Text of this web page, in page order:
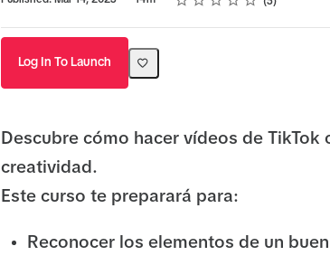
Log In To Launch
Descubre cómo hacer vídeos de
creatividad.
Este curso te preparará para:
Reconocer los elementos de un